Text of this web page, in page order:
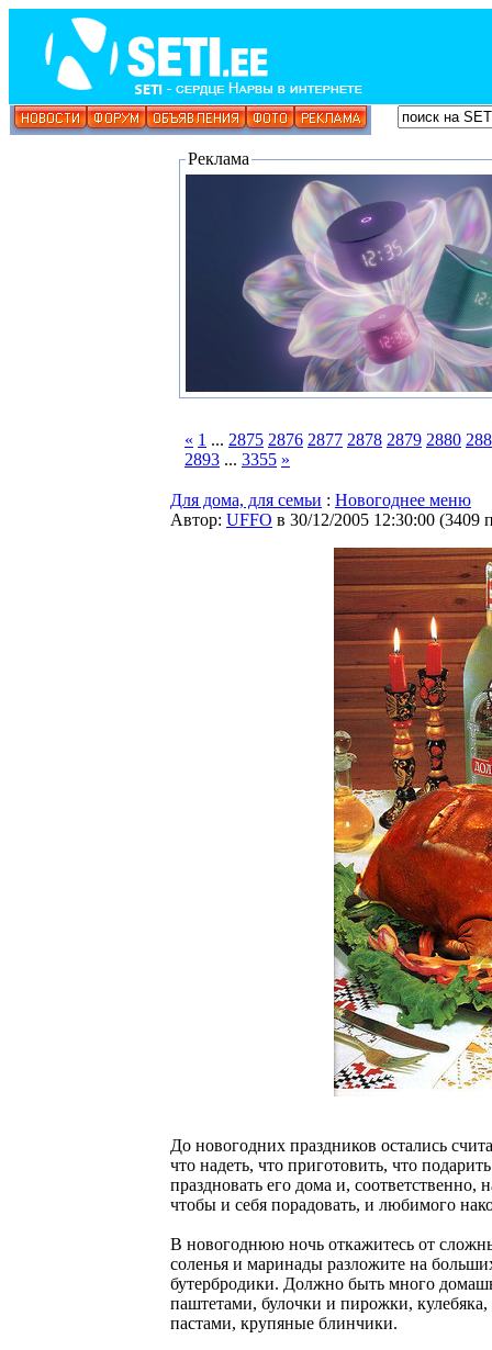
Реклама
« 1 ... 2875 2876 2877 2878 2879 2880
2893 ... 3355 »
Для дома, для семьи : Новогоднее меню
Автор: UFFO в 30/12/2005 12:30:00 (3409
До новогодних праздников остались
что надеть, что приготовить, что
праздновать его дома и, соответственно,
чтобы и себя порадовать, и любимого
В новогоднюю ночь откажитесь от
соленья и маринады разложите на
бутербродики. Должно быть много
паштетами, булочки и пирожки,
пастами, крупяные блинчики.